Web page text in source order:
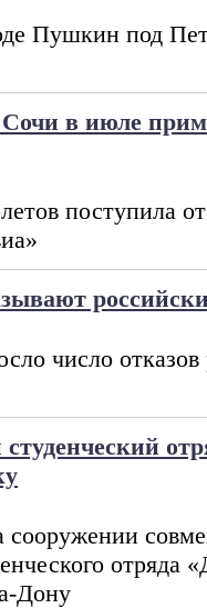
Пушкин под
в июле
поступила
число
отряда
Дону